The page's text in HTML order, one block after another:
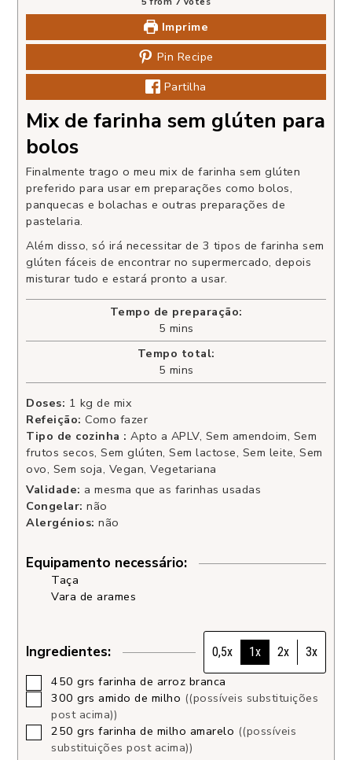
Imprime
Pin Recipe
Partilha
Mix de farinha sem glúten para
bolos
Finalmente trago o meu mix de farinha sem glúten
preferido para usar em preparações como bolos,
panquecas e bolachas e outras preparações de
pastelaria.
Além disso, só irá necessitar de 3 tipos de farinha sem
glúten fáceis de encontrar no supermercado, depois
misturar tudo e estará pronto a usar.
Tempo de preparação:
5 mins
Tempo total:
5 mins
Doses: 1 kg de mix
Refeição: Como fazer
Tipo de cozinha : Apto a APLV, Sem amendoim, Sem
frutos secos, Sem glúten, Sem lactose, Sem leite, Sem
ovo, Sem soja, Vegan, Vegetariana
Validade: a mesma que as farinhas usadas
Congelar: não
Alergénios: não
Equipamento necessário:
Taça
Vara de arames
Ingredientes: 0,5x 1x 2x 3x
450 grs farinha de arroz branca
300 grs amido de milho ((possíveis substituições
post acima))
250 grs farinha de milho amarelo ((possíveis
substituições post acima))